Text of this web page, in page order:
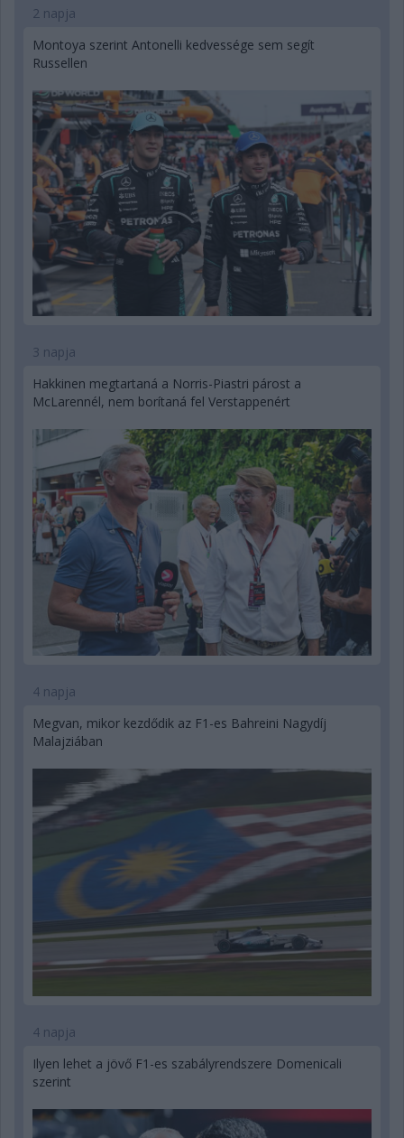
2 napja
Montoya szerint Antonelli kedvessége sem segít
Russellen
3 napja
Hakkinen megtartaná a Norris-Piastri párost a
McLarennél, nem borítaná fel Verstappenért
4 napja
Megvan, mikor kezdődik az F1-es Bahreini Nagydíj
Malajziában
4 napja
Ilyen lehet a jövő F1-es szabályrendszere Domenicali
szerint